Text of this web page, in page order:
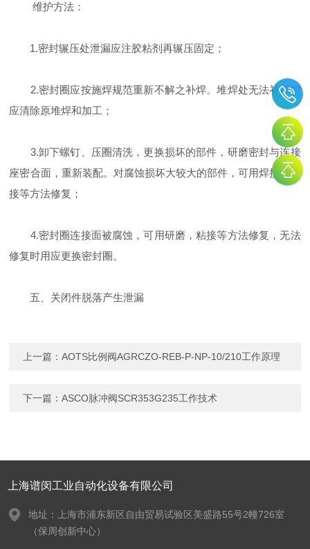
维护方法：
1.密封辗压处泄漏应注胶粘剂再辗压固定；
2.密封圈应按施焊规范重新不解之补焊。堆焊处无法补焊时
应清除原堆焊和加工；
3.卸下螺钉、压圈清洗，更换损坏的部件，研磨密封与连接
座密合面，重新装配。对腐蚀损坏大较大的部件，可用焊接、粘
接等方法修复；
4.密封圈连接面被腐蚀，可用研磨，粘接等方法修复，无法
修复时用应更换密封圈。
五、关闭件脱落产生泄漏
上一篇：AOTS比例阀AGRCZO-REB-P-NP-10/210工作原理
下一篇：ASCO脉冲阀SCR353G235工作技术
上海谱闵工业自动化设备有限公司
地址：上海市浦东新区自由贸易试验区美盛路55号2幢726室
（保周创新中心）